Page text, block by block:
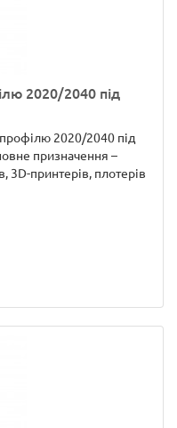
2020/2040 під
2020/2040 під
призначення –
3D-принтерів, плотерів